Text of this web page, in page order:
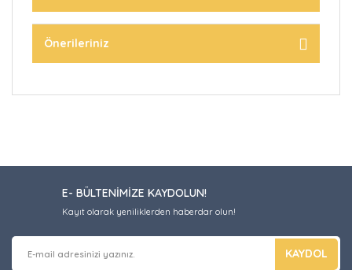
Önerileriniz
E- BÜLTENİMİZE KAYDOLUN!
Kayıt olarak yeniliklerden haberdar olun!
KAYDOL